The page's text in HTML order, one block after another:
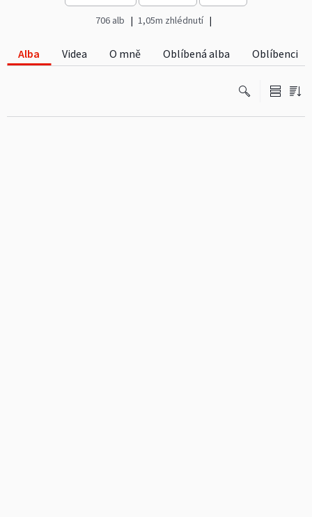
706 alb 1,05m zhlédnutí
Alba Videa O mně Oblíbená alba Oblíbenci